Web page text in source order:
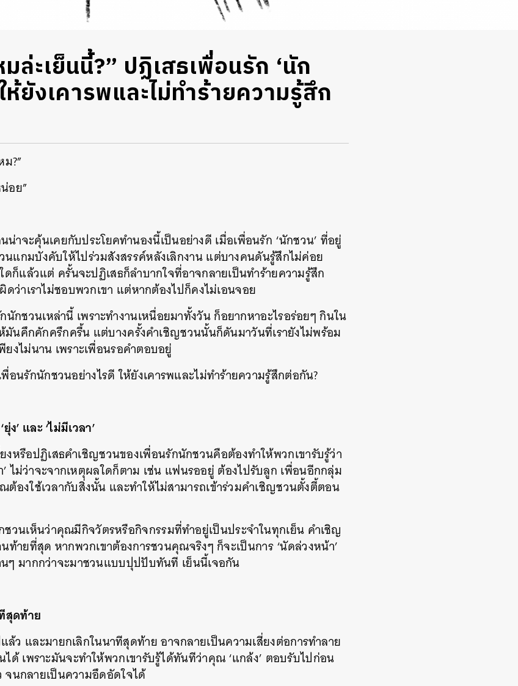
ล่ะเย็นนี้?” ปฏิเสธเพื่อนรัก ‘นัก
ห้ยังเคารพและไม่ทำร้ายความรู้สึก
?”
อย”
าจะคุ้นเคยกับประโยคทำนองนี้เป็นอย่างดี เมื่อเพื่อนรัก ‘นักชวน’ ที่อยู่
แกมบังคับให้ไปร่วมสังสรรค์หลังเลิกงาน แต่บางคนดันรู้สึกไม่ค่อย
ก็แล้วแต่ ครั้นจะปฏิเสธก็ลำบากใจที่อาจกลายเป็นทำร้ายความรู้สึก
ดว่าเราไม่ชอบพวกเขา แต่หากต้องไปก็คงไม่เอนจอย
นักชวนเหล่านี้ เพราะทำงานเหนื่อยมาทั้งวัน ก็อยากหาอะไรอร่อยๆ กินใน
มันคึกคักครึกครื้น แต่บางครั้งคำเชิญชวนนั้นก็ดันมาวันที่เรายังไม่พร้อม
งไม่นาน เพราะเพื่อนรอคำตอบอยู่
อนรักนักชวนอย่างไรดี ให้ยังเคารพและไม่ทำร้ายความรู้สึกต่อกัน?
’ และ ‘ไม่มีเวลา’
หรือปฏิเสธคำเชิญชวนของเพื่อนรักนักชวนคือต้องทำให้พวกเขารับรู้ว่า
’ ไม่ว่าจะจากเหตุผลใดก็ตาม เช่น แฟนรออยู่ ต้องไปรับลูก เพื่อนอีกกลุ่ม
องใช้เวลากับสิ่งนั้น และทำให้ไม่สามารถเข้าร่วมคำเชิญชวนตั้งตี้ตอน
ชวนเห็นว่าคุณมีกิจวัตรหรือกิจกรรมที่ทำอยู่เป็นประจำในทุกเย็น คำเชิญ
ายที่สุด หากพวกเขาต้องการชวนคุณจริงๆ ก็จะเป็นการ ‘นัดล่วงหน้า’
ๆ มากกว่าจะมาชวนแบบปุปปับทันที เย็นนี้เจอกัน
สุดท้าย
ว และมายกเลิกในนาทีสุดท้าย อาจกลายเป็นความเสี่ยงต่อการทำลาย
ด้ เพราะมันจะทำให้พวกเขารับรู้ได้ทันทีว่าคุณ ‘แกล้ง’ ตอบรับไปก่อน
จนกลายเป็นความอึดอัดใจได้